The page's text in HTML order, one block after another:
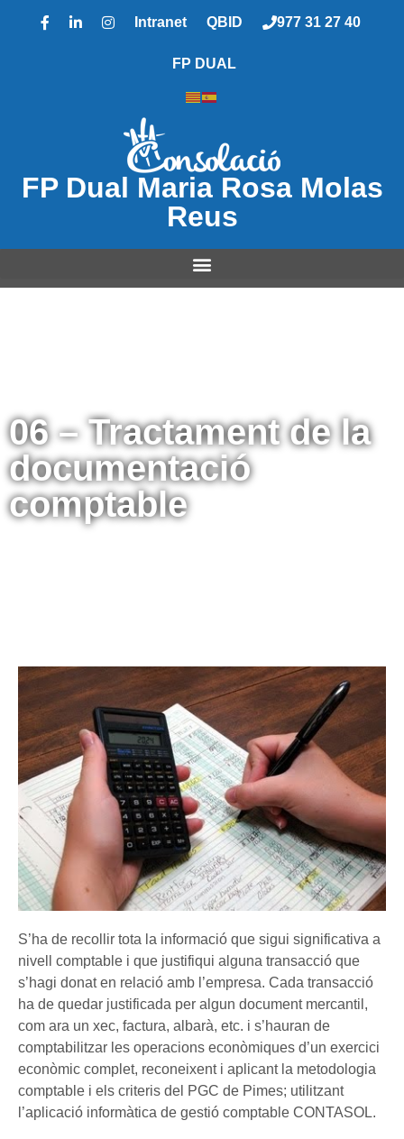
Intranet QBID 977 31 27 40
FP DUAL
FP Dual Maria Rosa Molas
Reus
06 – Tractament de la
documentació
comptable
S’ha de recollir tota la informació que sigui significativa a
nivell comptable i que justifiqui alguna transacció que
s’hagi donat en relació amb l’empresa. Cada transacció
ha de quedar justificada per algun document mercantil,
com ara un xec, factura, albarà, etc. i s’hauran de
comptabilitzar les operacions econòmiques d’un exercici
econòmic complet, reconeixent i aplicant la metodologia
comptable i els criteris del PGC de Pimes; utilitzant
l’aplicació informàtica de gestió comptable CONTASOL.